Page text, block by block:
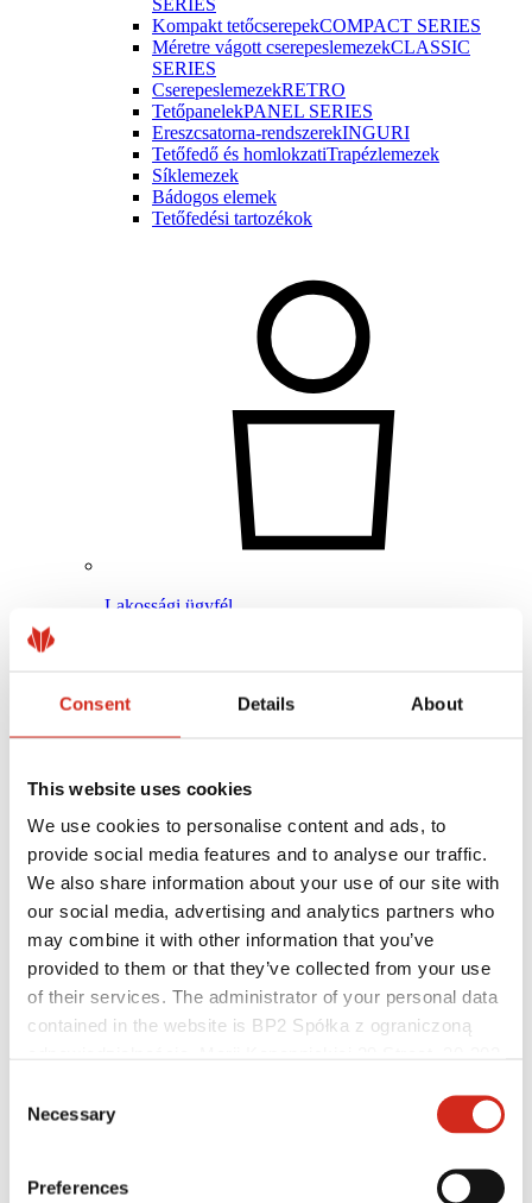
Consent Details About
This website uses cookies
We use cookies to personalise content and ads, to
provide social media features and to analyse our traffic.
We also share information about your use of our site with
our social media, advertising and analytics partners who
may combine it with other information that you’ve
provided to them or that they’ve collected from your use
of their services. The administrator of your personal data
contained in the website is BP2 Spółka z ograniczoną
121387608.
Selection
Necessary
Preferences
SERIES
Kompakt tetőcserepekCOMPACT SERIES
Méretre vágott cserepeslemezekCLASSIC
SERIES
CserepeslemezekRETRO
TetőpanelekPANEL SERIES
Ereszcsatorna-rendszerekINGURI
Tetőfedő és homlokzatiTrapézlemezek
Síklemezek
Bádogos elemek
Tetőfedési tartozékok
Lakossági ügyfél
Keressen értékesítőt / kivitelezőt
Bevonatok, színválaszték és garanciák